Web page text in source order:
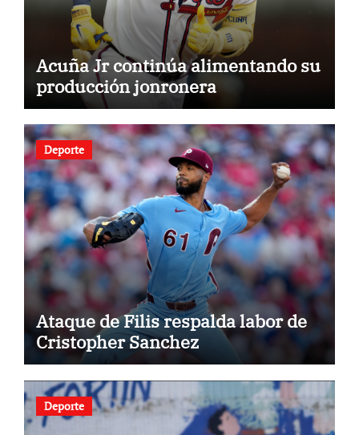
Acuña Jr continúa alimentando su
producción jonronera
Deporte
Ataque de Filis respalda labor de
Cristopher Sanchez
Deporte